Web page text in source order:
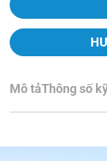
Mô tảThông số